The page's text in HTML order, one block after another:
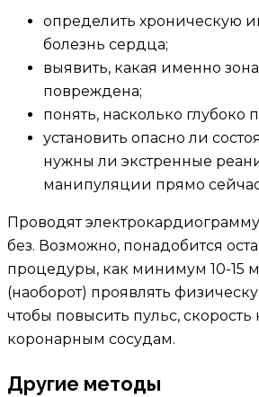
определить хроническую
болезнь сердца;
выявить, какая именно
повреждена;
понять, насколько
установить опасно ли
нужны ли экстренные
манипуляции прямо
Проводят
без. Возможно, понадобится
процедуры, как минимум 10-15
(наоборот) проявлять
чтобы повысить пульс, скорость
коронарным сосудам.
Другие методы